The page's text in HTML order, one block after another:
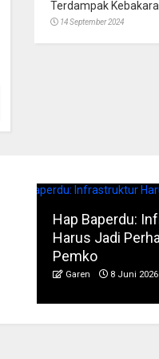
Terdampak
14 September 2024
Hap Baperdu:
Harus Jadi
Pemko
Garen 8 Juni 2026